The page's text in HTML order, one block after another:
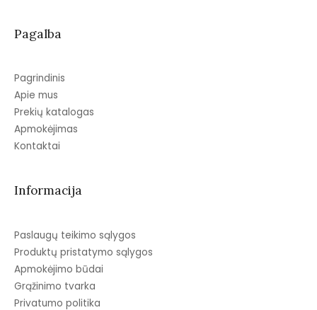
Pagalba
Pagrindinis
Apie mus
Prekių katalogas
Apmokėjimas
Kontaktai
Informacija
Paslaugų teikimo sąlygos
Produktų pristatymo sąlygos
Apmokėjimo būdai
Grąžinimo tvarka
Privatumo politika